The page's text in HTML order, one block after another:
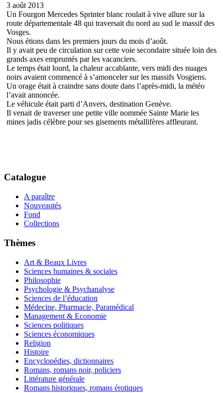
3 août 2013
Un Fourgon Mercedes Sprinter blanc roulait à vive allure sur la
route départementale 48 qui traversait du nord au sud le massif des
Vosges.
Nous étions dans les premiers jours du mois d’août.
Il y avait peu de circulation sur cette voie secondaire située loin des
grands axes empruntés par les vacanciers.
Le temps était lourd, la chaleur accablante, vers midi des nuages
noirs avaient commencé à s’amonceler sur les massifs Vosgiens.
Un orage était à craindre sans doute dans l’après-midi, la météo
l’avait annoncée.
Le véhicule était parti d’Anvers, destination Genève.
Il venait de traverser une petite ville nommée Sainte Marie les
mines jadis célèbre pour ses gisements métallifères affleurant.
Catalogue
A paraître
Nouveautés
Fond
Collections
Thèmes
Art & Beaux Livres
Sciences humaines & sociales
Philosophie
Psychologie & Psychanalyse
Sciences de l’éducation
Médecine, Pharmacie, Paramédical
Management & Economie
Sciences politiques
Sciences économiques
Religion
Histoire
Encyclopédies, dictionnaires
Romans, romans noir, policiers
Littérature générale
Romans historiques, romans érotiques